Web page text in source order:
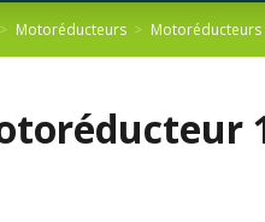
Motoréducteurs Motoréducteurs